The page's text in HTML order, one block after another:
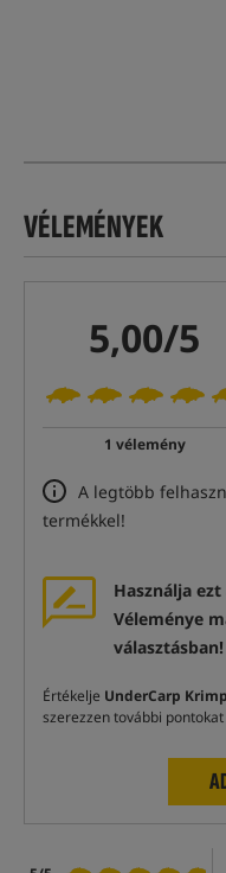
VÉLEMÉNYEK
5,00/5
1 vélemény
A legtöbb
termékkel!
Használja
Véleménye
választásban!
Értékelje UnderCarp
szerezzen további